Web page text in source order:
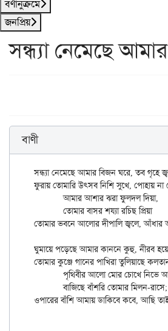
বর্ণানুক্রমে
জনপ্রিয়
সন্ধ্যা নেমেছে
বাণী
সন্ধ্যা নেমেছে আমার বিজন ঘরে, তব গৃহে
ফুরায় তোমারি উৎসব নিশি সুখে, পোহায় না
	আমার আশার ঝরা ফুলদল দিয়া,
তোমার ভবনে আলোর দীপালি জ্বলে, আঁধার
ঘুমায়ে পড়েছে আমার কাননে কুহু, নীরব
তোমার কুঞ্জে গানের পাখিরা তুলিয়াছে
	বাজিছে বাঁশরি তোমার মিলন-রাসে;
ওপারের বাঁশি আমায় ডাকিবে কবে, আছি